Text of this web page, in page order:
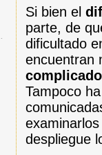
Si bien el
parte, de
dificultado
encuentran
Tampoco
despliegue